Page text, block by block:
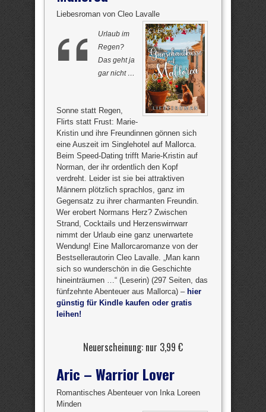
Liebesroman von Cleo Lavalle
Urlaub im
Regen?
Das geht ja
gar nicht …
Sonne statt Regen,
Flirts statt Frust: Marie-
Kristin und ihre Freundinnen gönnen sich
eine Auszeit im Singlehotel auf Mallorca.
Beim Speed-Dating trifft Marie-Kristin auf
Norman, der ihr ordentlich den Kopf
verdreht. Leider ist sie bei attraktiven
Männern plötzlich sprachlos, ganz im
Gegensatz zu ihrer charmanten Freundin.
Wer erobert Normans Herz? Zwischen
Strand, Cocktails und Herzenswirrwarr
nimmt der Urlaub eine ganz unerwartete
Wendung! Eine Mallorcaromanze von der
Bestsellerautorin Cleo Lavalle. „Man kann
sich so wunderschön in die Geschichte
hineinträumen …“ (Leserin) (297 Seiten, das
fünfzehnte Abenteuer aus Mallorca) – hier
günstig für Kindle kaufen oder gratis
leihen!
Neuerscheinung: nur 3,99 €
Aric – Warrior Lover
Romantisches Abenteuer von Inka Loreen
Minden